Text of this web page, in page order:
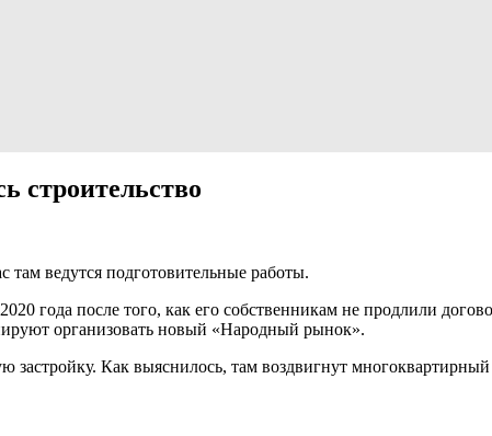
строительство
там ведутся подготовительные работы.
года после того, как его собственникам не продлили
организовать новый «Народный рынок».
Как выяснилось, там воздвигнут